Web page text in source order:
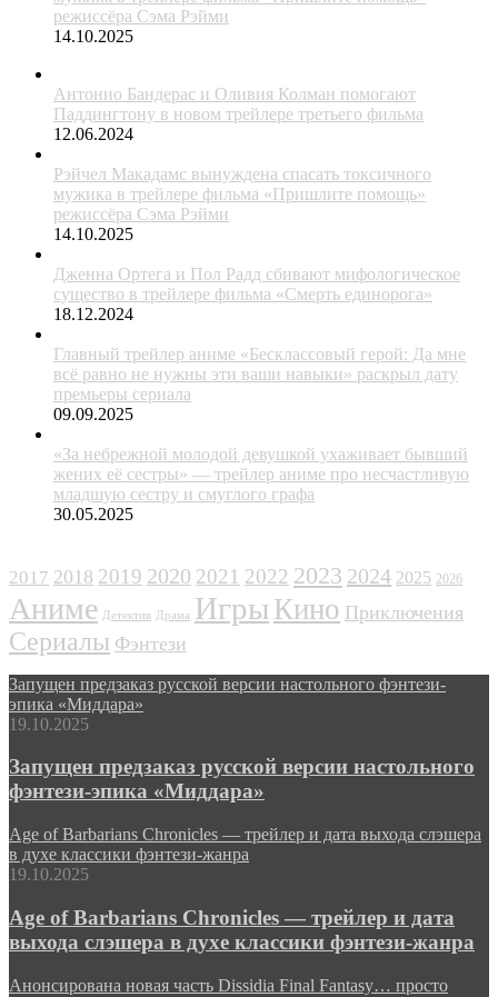
режиссёра Сэма Рэйми
14.10.2025
Антонио Бандерас и Оливия Колман помогают
Паддингтону в новом трейлере третьего фильма
12.06.2024
Рэйчел Макадамс вынуждена спасать токсичного
мужика в трейлере фильма «Пришлите помощь»
режиссёра Сэма Рэйми
14.10.2025
Дженна Ортега и Пол Радд сбивают мифологическое
существо в трейлере фильма «Смерть единорога»
18.12.2024
Главный трейлер аниме «Бесклассовый герой: Да мне
всё равно не нужны эти ваши навыки» раскрыл дату
премьеры сериала
09.09.2025
«За небрежной молодой девушкой ухаживает бывший
жених её сестры» — трейлер аниме про несчастливую
младшую сестру и смуглого графа
30.05.2025
2017 2018 2019 2020 2021 2022 2023 2024 2025 2026
Аниме Детектив Драма ИгрыКино Приключения
Сериалы Фэнтези
Запущен предзаказ русской версии настольного фэнтези-
эпика «Миддара»
19.10.2025
Запущен предзаказ русской версии настольного
фэнтези-эпика «Миддара»
Age of Barbarians Chronicles — трейлер и дата выхода слэшера
в духе классики фэнтези-жанра
19.10.2025
Age of Barbarians Chronicles — трейлер и дата
выхода слэшера в духе классики фэнтези-жанра
Анонсирована новая часть Dissidia Final Fantasy… просто